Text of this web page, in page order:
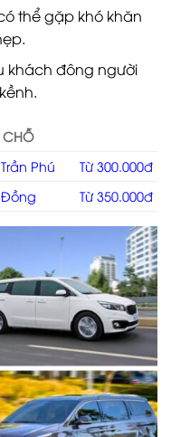
thể gặp khó khăn
khách đông người
CHỖ
Phú
Từ 300.000đ
Từ 350.000đ